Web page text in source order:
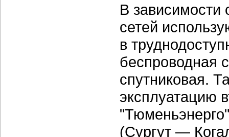
В зависимости
сетей
в
беспроводная
спутниковая.
эксплуатацию
(Сургут —